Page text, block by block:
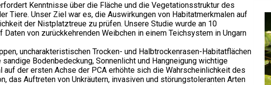
Kenntnisse über die Fläche und die Vegetationsstruktur des
Tiere. Unser Ziel war es, die Auswirkungen von Habitatmerkmalen auf
der Nistplatztreue zu prüfen. Unsere Studie wurde an 10
von zurückkehrenden Weibchen in einem Teichsystem in Ungarn
uncharakteristischen Trocken- und Halbtrockenrasen-Habitatflächen
Bodenbedeckung, Sonnenlicht und Hangneigung wichtige
der ersten Achse der PCA erhöhte sich die Wahrscheinlichkeit des
Auftreten von Unkräutern, invasiven und störungstoleranten Arten